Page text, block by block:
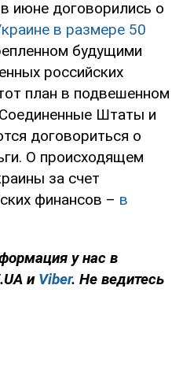
июне договорились о
в размере 50
будущими
российских
план в подвешенном
Штаты и
договориться о
О происходящем
за счет
финансов – в
у нас в
и Viber. Не ведитесь